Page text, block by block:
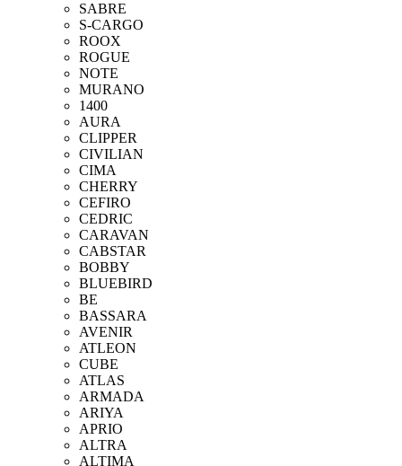
SABRE
S-CARGO
ROOX
ROGUE
NOTE
MURANO
1400
AURA
CLIPPER
CIVILIAN
CIMA
CHERRY
CEFIRO
CEDRIC
CARAVAN
CABSTAR
BOBBY
BLUEBIRD
BE
BASSARA
AVENIR
ATLEON
CUBE
ATLAS
ARMADA
ARIYA
APRIO
ALTRA
ALTIMA